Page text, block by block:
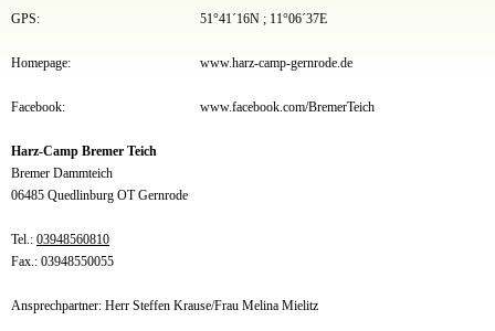
GPS: 51°41´16N ; 11°06´37E
Homepage: www.harz-camp-gernrode.de
Facebook: www.facebook.com/BremerTeich
Harz-Camp Bremer Teich
Bremer Dammteich
06485 Quedlinburg OT Gernrode
Tel.: 03948560810
Fax.: 03948550055
Ansprechpartner: Herr Steffen Krause/Frau Melina Mielitz